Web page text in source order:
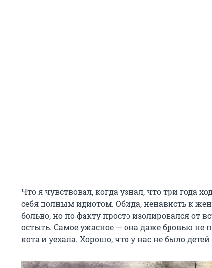
Что я чувствовал, когда узнал, что три года
себя полным идиотом. Обида, ненависть к
больно, но по факту просто изолировался от
остыть. Самое ужасное — она даже бровью не
кота и уехала. Хорошо, что у нас не было